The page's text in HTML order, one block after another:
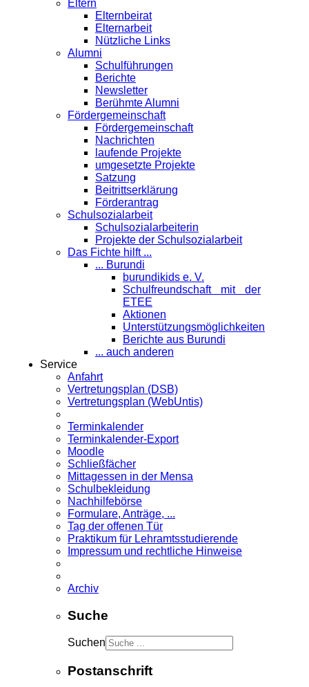
Eltern
Elternbeirat
Elternarbeit
Nützliche Links
Alumni
Schulführungen
Berichte
Newsletter
Berühmte Alumni
Förder­gemeinschaft
Fördergemeinschaft
Nachrichten
laufende Projekte
umgesetzte Projekte
Satzung
Beitrittserklärung
Förderantrag
Schul­sozialarbeit
Schulsozialarbeiterin
Projekte der Schulsozialarbeit
Das Fichte hilft ...
... Burundi
burundikids e. V.
Schulfreundschaft mit der
ETEE
Aktionen
Unterstützungsmöglichkeiten
Berichte aus Burundi
... auch anderen
Service
Anfahrt
Vertretungsplan (DSB)
Vertretungsplan (WebUntis)
Terminkalender
Terminkalender-Export
Moodle
Schließfächer
Mittagessen in der Mensa
Schulbekleidung
Nachhilfebörse
Formulare, Anträge, ...
Tag der offenen Tür
Praktikum für Lehramts­studierende
Impressum und rechtliche Hinweise
Archiv
Suche
Suchen
Postanschrift